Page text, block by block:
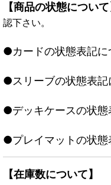
【商品の状態について
認下さい。
●カードの状態表記に
●スリーブの状態表記
●デッキケースの状態
●プレイマットの状態
【在庫数について】